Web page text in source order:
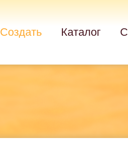
Создать Каталог